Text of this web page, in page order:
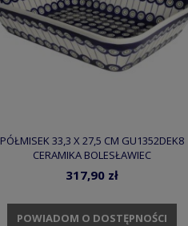
PÓŁMISEK 33,3 X 27,5 CM GU1352DEK8
CERAMIKA BOLESŁAWIEC
317,90 zł
POWIADOM O DOSTĘPNOŚCI